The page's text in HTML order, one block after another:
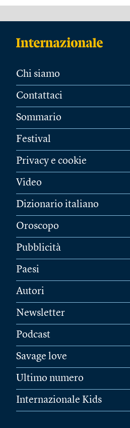
Chi siamo
Contattaci
Sommario
Festival
Privacy e cookie
Video
Dizionario italiano
Oroscopo
Pubblicità
Paesi
Autori
Newsletter
Podcast
Savage love
Ultimo numero
Internazionale Kids